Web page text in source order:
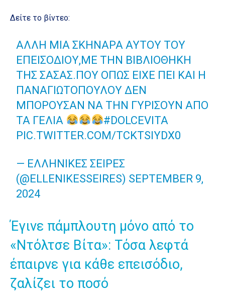
Δείτε το βίντεο:
ΆΛΛΗ ΜΙΑ ΣΚΗΝΆΡΑ ΑΥΤΟΥ ΤΟΥ
ΕΠΕΙΣΌΔΙΟΥ,ΜΕ ΤΗΝ ΒΙΒΛΙΟΘΉΚΗ
ΤΗΣ ΣΆΣΑΣ.ΠΟΥ ΌΠΩΣ ΕΊΧΕ ΠΕΙ ΚΑΙ Η
ΠΑΝΑΓΙΩΤΟΠΟΎΛΟΥ ΔΕΝ
ΜΠΟΡΟΎΣΑΝ ΝΑ ΤΗΝ ΓΥΡΊΣΟΥΝ ΑΠΌ
ΤΑ ΓΈΛΙΑ
#DOLCEVITA
PIC.TWITTER.COM/TCKTSIYDX0
— ΕΛΛΗΝΙΚΈΣ ΣΕΙΡΈΣ
(@ELLENIKESSEIRES) SEPTEMBER 9,
2024
Έγινε πάμπλουτη μόνο από το
«Ντόλτσε Βίτα»: Τόσα λεφτά
έπαιρνε για κάθε επεισόδιο,
ζαλίζει το ποσό